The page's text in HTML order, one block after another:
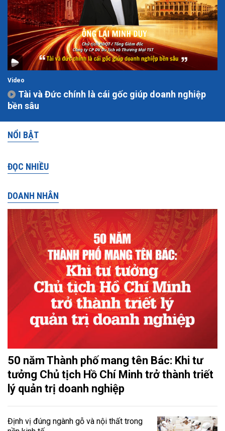
Video
Tài và Đức chính là cái gốc giúp doanh nghiệp
bền sâu
NỔI BẬT
ĐỌC NHIỀU
DOANH NHÂN
50 năm Thành phố mang tên Bác: Khi tư
tưởng Chủ tịch Hồ Chí Minh trở thành triết
lý quản trị doanh nghiệp
Định vị đúng ngành gỗ và nội thất trong